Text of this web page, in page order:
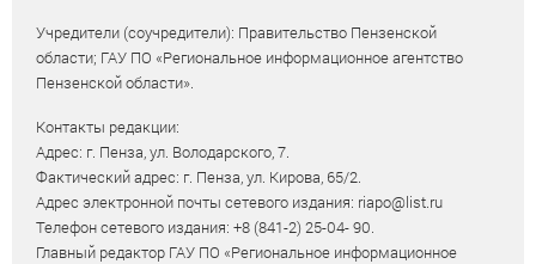
Учредители (соучредители): Правительство Пензенской
области; ГАУ ПО «Региональное информационное агентство
Пензенской области».
Контакты редакции:
Адрес: г. Пенза, ул. Володарского, 7.
Фактический адрес: г. Пенза, ул. Кирова, 65/2.
Адрес электронной почты сетевого издания: riapo@list.ru
Телефон сетевого издания: +8 (841-2) 25-04- 90.
Главный редактор ГАУ ПО «Региональное информационное